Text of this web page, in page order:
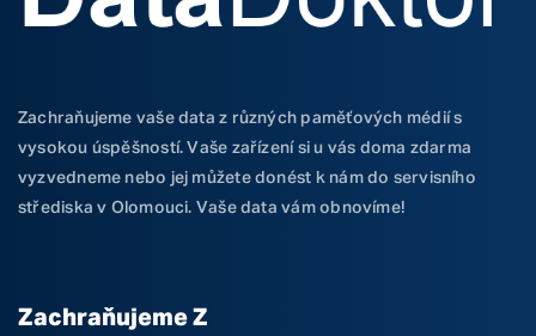
Zachraňujeme vaše data z různých paměťových médií s
vysokou úspěšností. Vaše zařízení si u vás doma zdarma
vyzvedneme nebo jej můžete donést k nám do servisního
střediska v Olomouci. Vaše data vám obnovíme!
Zachraňujeme Z